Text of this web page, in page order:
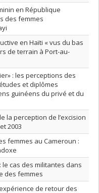
en République
des femmes
en Haïti « vus du bas
de terrain à Port-au-
: les perceptions des
et diplômes
guinéens du privé et du
la perception de l’excision
2003
femmes au Cameroun :
le cas des militantes dans
des femmes
de retour des